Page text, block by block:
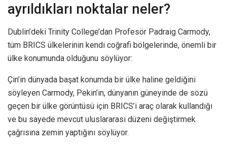
ayrıldıkları noktalar neler?
Dublin’deki Trinity College’dan Profesör Padraig Carmody,
tüm BRICS ülkelerinin kendi coğrafi bölgelerinde, önemli bir
ülke konumunda olduğunu söylüyor:
Çin’in dünyada başat konumda bir ülke haline geldiğini
söyleyen Carmody, Pekin’in, dünyanın güneyinde de sözü
geçen bir ülke görüntüsü için BRICS’i araç olarak kullandığı
ve bu sayede mevcut uluslararası düzeni değiştirmek
çağrısına zemin yaptığını söylüyor.